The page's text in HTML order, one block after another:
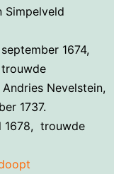
Simpelveld
1674,
Nevelstein,
1737.
1678, trouwde